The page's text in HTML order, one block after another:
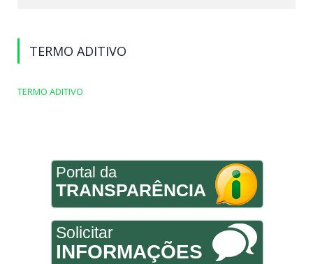
TERMO ADITIVO
TERMO ADITIVO
Portal da
TRANSPARÊNCIA
Solicitar
INFORMAÇÕES